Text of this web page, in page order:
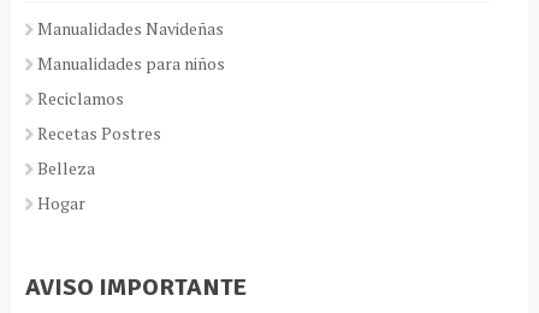
Manualidades Navideñas
Manualidades para niños
Reciclamos
Recetas Postres
Belleza
Hogar
AVISO IMPORTANTE